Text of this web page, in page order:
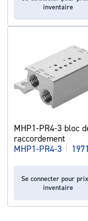
inventaire
MHP1-PR4-3 bloc
raccordement
MHP1-PR4-3 |
Se connecter pour
inventaire